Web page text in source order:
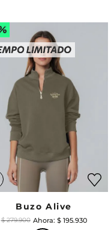
Buzo Alive
$ 279.900 $ 195.930